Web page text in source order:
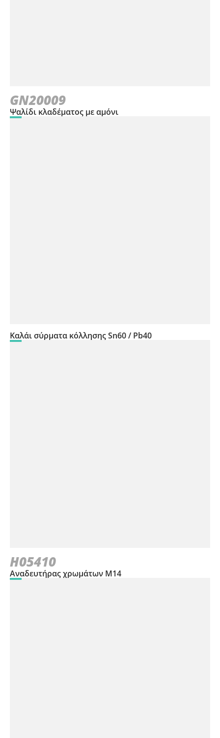
GN20009
Ψαλίδι κλαδέματος με αμόνι
Καλάι σύρματα κόλλησης Sn60 / Pb40
H05410
Αναδευτήρας χρωμάτων M14